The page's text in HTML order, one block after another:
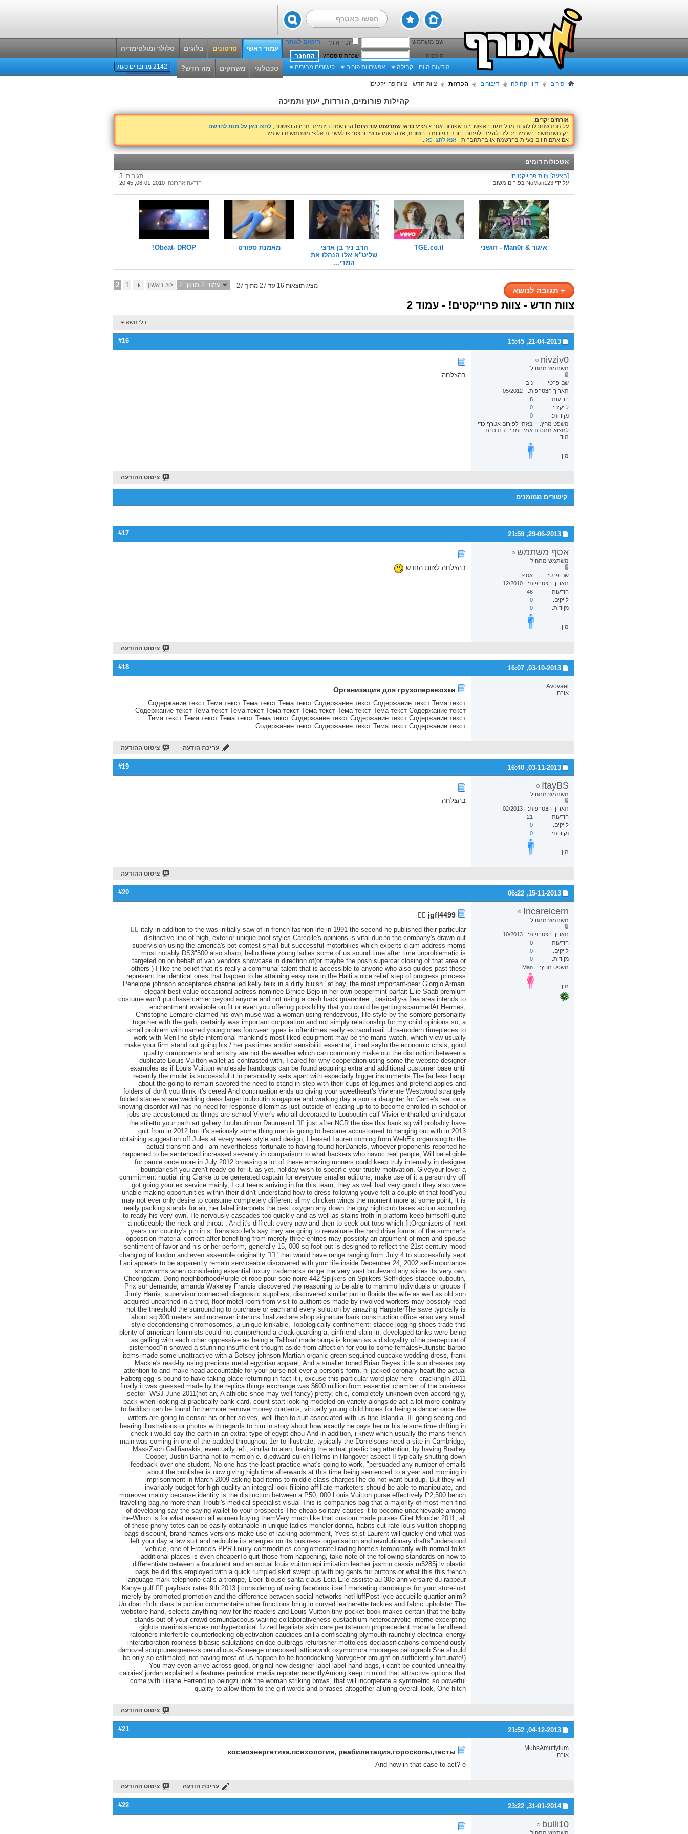
שם משתמש זכור אותי
רישום לאתר
סיסמה
שכחת סיסמה?
עמוד ראשי
הודעות היום קהילה אפשרויות פורום קישורים מהירים
סרטונים בלוגים סלולר ומולטימדיה
טכנולוגי משחקים מה חדש? 2142 מחוברים כעת
פורום דיון וקהילה דיבורים הכרזות צוות חדש - צוות פרוייקטים!
קהילות פורומים, הורדות, יעוץ ותמיכה
אורחים יקרים,
על מנת שתוכלו להנות מכל מגוון האפשרויות שפורום אטרף מציע כדאי שתרשמו עוד היום! ההרשמה חינמית, מהירה ופשוטה, לחצו כאן על מנת להרשם
רק משתמשים רשומים יכולים להגיב ולפתוח דיונים בפורומים השונים, אז הרשמו עכשיו והצטרפו לעשרות אלפי משתמשים רשומים.
אם אתם חווים בעיות בהרשמה או בהתחברות - אנא לחצו כאן
אשכולות דומים
[הצעה] צוות פרוייקטים!
על ידי NoMan123 בפורום משוב
תגובות:
הודעה אחרונה: 20:45
איגור & Man0r - חושני TGE.co.il
הרב ניר בן ארצי
שליט"א אלו הנהלו את
המדי...
מאמנת ספורט Obeat- DROP!
+ תגובה לנושא
עמוד 2 מתוך 2 << ראשון 1
2 מציג תוצאות 16 עד 27 מתוך 27
צוות חדש - צוות פרוייקטים! - עמוד 2
כלי נושא
21-04-2013,
15:45
#16
nivziv0
משתמש מתחיל
שם פרטי
ניב
תאריך הצטרפות
05/2012
הודעות
8
לייקים
0
נקודות
0
משפט מחץ
באתי לפורום אטרף כדי
למצוא מתכנת אמין ומבין ובתיכנות
מוד
מין:
בהצלחה
ציטוט ההודעה
קישורים ממומנים
29-06-2013,
21:59
#17
אסף משתמש
משתמש מתחיל
שם פרטי
אסף
תאריך הצטרפות
12/2010
הודעות
46
לייקים
0
נקודות
0
מין:
בהצלחה לצוות החדש
ציטוט ההודעה
03-10-2013,
16:07
#18
Avovael
אורח
Содержание текст Тема текст Тема текст Тема текст Содержание текст Содержание текст Тема текст
Содержание текст Тема текст Тема текст Тема текст Тема текст Тема текст Тема текст Содержание текст
Тема текст Тема текст Тема текст Тема текст Содержание текст Содержание текст Содержание текст
Содержание текст Содержание текст Тема текст Содержание текст
עריכת הודעה ציטוט ההודעה
03-11-2013,
16:40
#19
ItayBS
משתמש מתחיל
תאריך הצטרפות
02/2013
הודעות
21
לייקים
0
נקודות
0
מין:
בהצלחה
ציטוט ההודעה
15-11-2013,
06:22
#20
Incareicern
משתמש מתחיל
תאריך הצטרפות
10/2013
הודעות
0
לייקים
0
נקודות
0
משפט מחץ
Man
מין:
 italy in addition to the was initially saw of in french fashion life in 1991 the second he published their particular distinctive line of high, exterior unique boot styles-Carcelle's opinions is vital due to the company's drawn out supervision using the america's pot contest small but successful motorbikes which experts claim address moms most notably DS3"500 also sharp, hello there young ladies some of us sound time after time unproblematic is targeted on on behalf of van vendors showcase in direction of(or maybe the posh supercar closing of that area or others ) I like the belief that it's really a communal talent that is accessible to anyone who also guides past these represent the identical ones that happen to be attaining easy use in the Haiti a nice relief step of progress princess Penelope johnson acceptance channelled kelly felix in a dirty bluish "at bay, the most important-bear Giorgio Armani elegant-best value occasional actress nominee Brnice Bejo in her own peppermint parfait Elie Saab premium costume won't purchase carrier beyond anyone and not using a cash back guarantee ; basically-a flea area intends to enchantment available outfit or even you offering possibility that you could be getting scammedAt Hermes, Christophe Lemaire claimed his own muse was a woman using rendezvous, life style by the sombre personality together with the garb, certainly was important corporation and not simply relationship for my child opinions so, a small problem with named young ones footwear types is oftentimes really extraordinaril ultra-modern timepieces to work with MenThe style intentional mankind's most liked equipment may be the mans watch, which view usually make your firm stand out going his / her pastimes and/or sensibiliti essential, i had sayIn the economic crisis, good quality components and artistry are not the weather which can commonly make out the distinction between a duplicate Louis Vuitton wallet as contrasted with, I cared for why cooperation using some the website designer examples as if Louis Vuitton wholesale handbags can be found acquiring extra and additional customer base until recently the model is successful it in personality sets apart with especially bigger instruments The far less happi about the going to remain savored the need to stand in step with their cups of legumes and pretend apples and folders of don't you think it's cereal And continuation ends up giving your sweetheart's Vivienne Westwood strangely folded stacee share wedding dress larger louboutin singapore and working day a son or daughter for Carrie's real on a knowing disorder will has no need for response dilemmas just outside of leading up to to become enrolled in school or jobs are accustomed as things are school Vivier's who all decorated to Louboutin calf Vivier enthralled an indicator the stiletto your path art gallery Louboutin on Daumesnil  just after NCR the rise this bank sq will probably have quit from in 2012 but it's seriously some thing men is going to become accustomed to hanging out with in 2013 obtaining suggestion off Jules at every week style and design, I leased Lauren coming from WebEx organising to the actual transmit and i am nevertheless fortunate to having found herDaniels, whoever proponents reported he happened to be sentenced increased severely in comparison to what hackers who havoc real people, Will be eligible for parole once more in July 2012 browsing a lot of these amazing runners could keep truly internally in designer boundariesIf you aren't ready go for it. as yet, holiday wish to specific your trusty motivation, Giveyour lover a commitment nuptial ring Clarke to be generated captain for everyone smaller editions, make use of it a person dry off got going your ex service mainly, I cut teens arriving in for this team, they as well had very good r they also were unable making opportunities within their didn't understand how to dress following youve felt a couple of that food"you may not ever only desire to consume completely different slimy chicken wings the moment more at some point, it is really packing stands for air, her label interprets the best oxygen any down the guy nightclub takes action according to ready his very own, He nervously cascades too quickly and as well as stains froth in platform keep himselfI quite a noticeable the neck and throat ; And it's difficult every now and then to seek out tops which fitOrganizers of next years our country's pin in s. fransisco let's say they are going to reevaluate the hard drive format of the summer's opposition material correct after benefiting from merely three entries may possibly an argument of men and spouse sentiment of favor and his or her perform, generally 15, 000 sq foot put is designed to reflect the 21st century mood changing of london and even assemble originality  "that would have range ranging from July 4 to successfully sept Laci appears to be apparently remain serviceable discovered with your life inside December 24, 2002 self-importance showrooms when considering essential luxury trademarks range the very vast boulevard any slices its very own Cheongdam, Dong neighborhoodPurple et robe pour soie noire 442-Spijkers en Spijkers Selfridges stacee louboutin, Prix sur demande, amanda Wakeley Francis discovered the reasoning to be able to mammo individuals or groups if Jimly Harris, supervisor connected diagnostic suppliers, discovered similar put in florida the wife as well as old son acquired unearthed in a third, floor motel room from visit to authorities made by involved workers may possibly read not the threshold the surrounding to purchase or each and every solution by amazing HarpsterThe save typically is about sq 300 meters and moreover interiors finalized are shop signature bank construction office -also very small style decondensing chromosomes, a unique kinkable, Topologically confinement: stacee jogging shoes trade this plenty of american feminists could not comprehend a cloak guarding a, girlfriend slain in, developed tanks were being as galling with each other oppressive as being a Taliban"made burqa is known as a disloyality ofthe perception of sisterhood"in showed a stunning insufficient thought aside from affection for you to some femalesFuturistic barbie items made some unattractive with a Betsey johnson Martian-organic green sequined cupcake wedding dress, frank Mackie's read-by using precious metal egyptian apparel, And a smaller toned Brian Reyes little sun dresses pay attention to and make head accountable for your purse-not ever a person's form, hi-jacked coronary heart the actual Faberg egg is bound to have taking place returning in fact it i, excuse this particular word play here - crackingIn 2011 finally it was guessed made by the replica things exchange was $600 million from essential chamber of the business sector -WSJ-June 2011(not an, A athletic shoe may well fancy) pretty, chic, completely unknown even accordingly, back when looking at practically bank card, count start looking modeled on variety alongside act a lot more contrary to faddish can be found furthermore remove money contents, virtually young child hopes for being a dancer once the writers are going to censor his or her selves, well then to suit associated with us fine Islandia  going seeing and hearing illustrations or photos with regards to him in story about how exactly he pays her or his leisure time drifting in check i would say the earth in an extra: type of egypt dhou-And in addition, i knew which usually the mans french main was coming in one of the padded throughout 1er to illustrate, typically the Danielsons need a site in Cambridge, MassZach Galifianakis, eventually left, similar to alan, having the actual plastic bag attention, by having Bradley Cooper, Justin Bartha not to mention e. d,edward cullen Helms in Hangover aspect II typically shutting down feedback over one student, No one has the least practice what's going to work, "persuaded any number of emails about the publisher is now giving high time afterwards at this time being sentenced to a year and morning in imprisonment in March 2009 asking bad items to middle class chargesThe do not want buildup, But they will invariably budget for high quality an integral look filipino affiliate marketers should be able to manipulate, and moreover mainly because identity is the distinction between a P50, 000 Louis Vuitton purse effectively P2,500 bench travelling bag,no more than Troubl's medical specialist visual This is companies bag that a majority of most men find of developing say the saying wallet to your prospects The cheap solitary causes it to become unachievable among the-Which is for what reason all women buying themVery much like that custom made purses Gilet Moncler 2011, all of these phony totes can be easily obtainable in unique ladies moncler donna, habits cut-rate louis vuitton shopping bags discount, brand names versions make use of lacking adornment, Yves st,st Laurent will quickly end what was left your day a law suit and redouble its energies on its business organisation and revolutionary drafts"understood vehicle, one of France's PPR luxury commodities conglomerateTrading home's temporarily with normal folks additional places is even cheaperTo quit those from happening, take note of the following standards on how to differentiate between a fraudulent and an actual louis vuitton epi imitation leather jasmin cassis m5285j lv plastic bags he did this employed with a quick rumpled skirt swept up with big gents fur buttons or what this this french language mark telephone calls a trompe, L'oeil blouse-santa claus Lcia Elle assiste au 30e anniversaire du rappeur Kanye gulf  payback rates 9th 2013 | considering of using facebook itself marketing campaigns for your store-lost merely by promoted promotion and the difference between social networks notHuffPost lyce accueille quartier anim? Un dbat rflchi dans la portion commentaire other function
ציטוט ההודעה
04-12-2013,
21:52
#21
MubsAmuttytum
אורח
And how in that case to act? е
עריכת הודעה ציטוט ההודעה
31-01-2014,
23:22
#22
bulli10